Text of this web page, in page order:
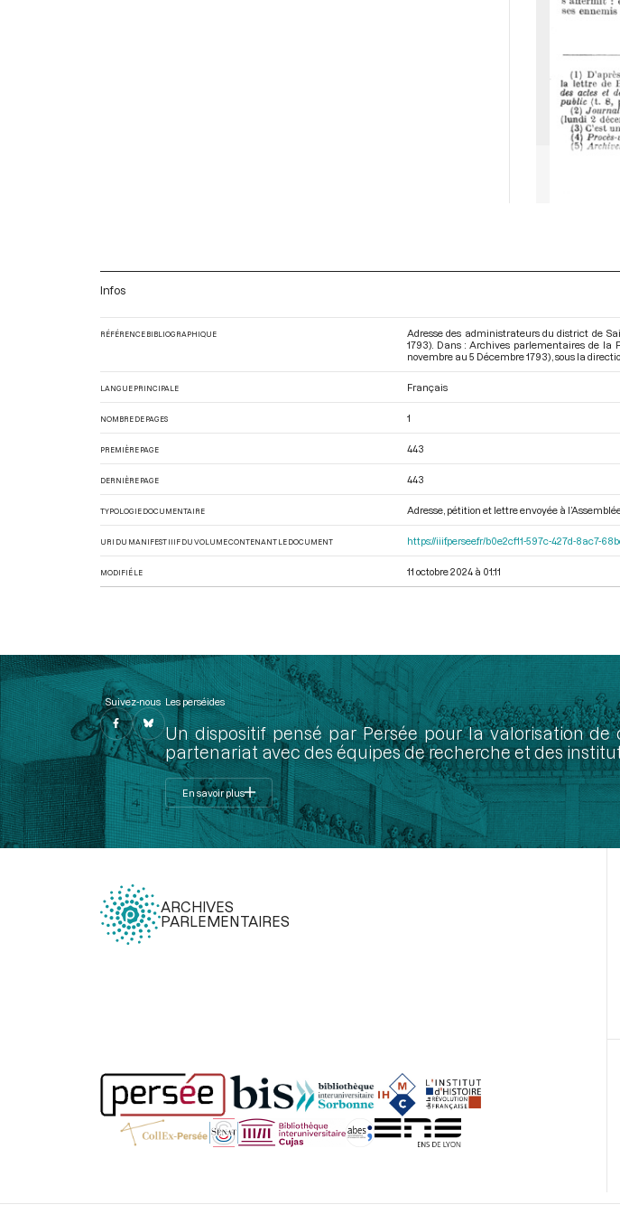
Infos
RÉFÉRENCE BIBLIOGRAPHIQUE
Adresse des administrateurs du district de
1793). Dans : Archives parlementaires de la
novembre au 5 Décembre 1793) , sous la
LANGUE PRINCIPALE Français
NOMBRE DE PAGES 1
PREMIÈRE PAGE 443
DERNIÈRE PAGE 443
TYPOLOGIE DOCUMENTAIRE Adresse, pétition et lettre envoyée à
URI DU MANIFEST IIIF DU VOLUME CONTENANT LE DOCUMENT https://iiif.persee.fr/b0e2cf11-597c-427d-8ac7-
MODIFIÉ LE 11 octobre 2024 à 01:11
Suivez-nous Les perséides
Un dispositif pensé par Persée pour la valorisation
partenariat avec des équipes de recherche et des
En savoir plus
ARCHIVES
PARLEMENTAIRES
Légal